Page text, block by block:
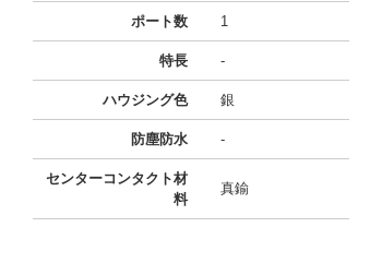
ポート数 1
特長 -
ハウジング色 銀
防塵防水 -
センターコンタクト材
料
真鍮